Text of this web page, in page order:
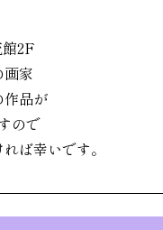
2F
画家
作品が
ので
ば幸いです。